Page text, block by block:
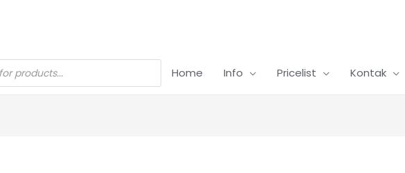
Home Info Pricelist Kontak